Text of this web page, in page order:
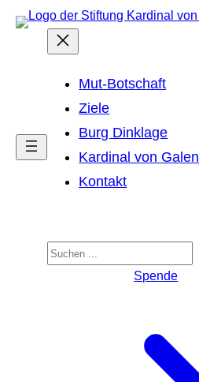
Zum
Mut-Botschaft
Ziele
Burg Dinklage
Kardinal von Galen
Kontakt
Suchen
Spende